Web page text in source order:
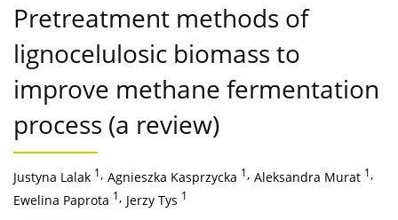
Pretreatment methods of
lignocelulosic biomass to
improve methane fermentation
process (a review)
Justyna Lalak 1, Agnieszka Kasprzycka 1, Aleksandra Murat 1,
Ewelina Paprota 1, Jerzy Tys 1